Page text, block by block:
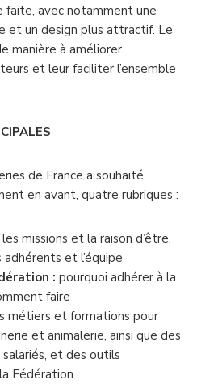
faite, avec notamment une
et un design plus attractif. Le
manière à améliorer
et leur faciliter l’ensemble
de France a souhaité
en avant, quatre rubriques :
les missions et la raison d’être,
adhérents et l’équipe
: pourquoi adhérer à la
faire
métiers et formations pour
et animalerie, ainsi que des
et des outils
Fédération